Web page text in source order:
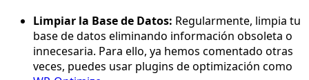
Limpiar la Base de Datos: Regularmente, limpia tu
base de datos eliminando información obsoleta o
innecesaria. Para ello, ya hemos comentado otras
veces, puedes usar plugins de optimización como